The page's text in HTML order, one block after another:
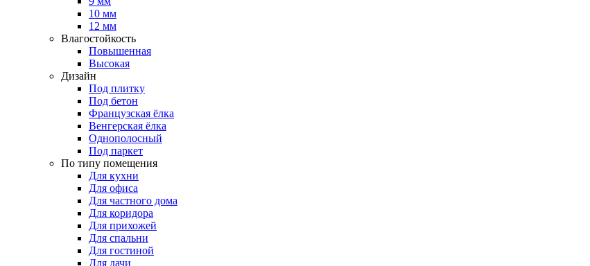
10 мм
12 мм
Влагостойкость
Повышенная
Высокая
Дизайн
Под плитку
Под бетон
Французская ёлка
Венгерская ёлка
Однополосный
Под паркет
По типу помещения
Для кухни
Для офиса
Для частного дома
Для коридора
Для прихожей
Для спальни
Для гостиной
Для дачи